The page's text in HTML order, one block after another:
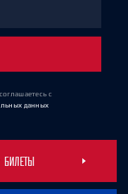
с
данных
БИЛЕТЫ